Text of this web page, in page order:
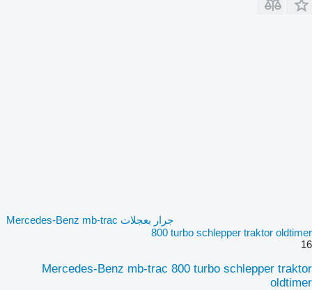
جرار بعجلات Mercedes-Benz mb-trac
800 turbo schlepper traktor oldtimer
16
Mercedes-Benz mb-trac 800 turbo schlepper traktor
oldtimer